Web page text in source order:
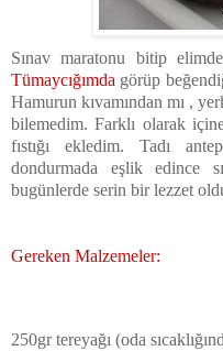
Sınav maratonu bitip
Tümaycığımda görüp
Hamurun kıvamından mı ,
bilemedim. Farklı olarak
fıstığı ekledim. Tadı
dondurmada eşlik edince
bugünlerde serin bir lezzet
Gereken Malzemeler:
250gr tereyağı (oda